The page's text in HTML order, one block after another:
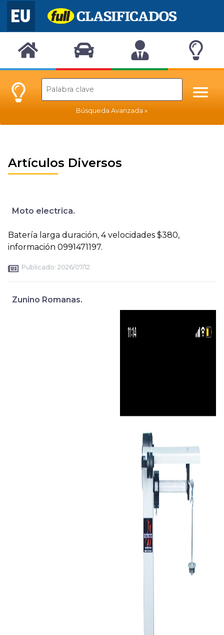
Búsqueda Avanzada
Artículos Diversos
Moto electrica.
Batería larga duración, 4 velocidades $380,
información 0991471197.
Publicado: 2026/07/12
Zunino Romanas.